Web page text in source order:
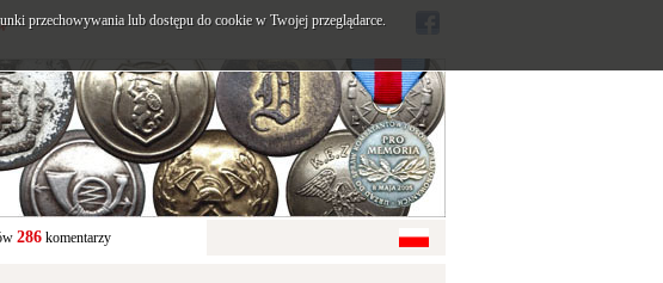
286komentarzy
przechowywania lub dostępu do cookie w Twojej przeglądarce.